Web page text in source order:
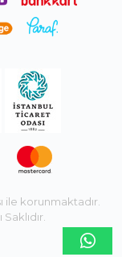
ile korunmaktadır.